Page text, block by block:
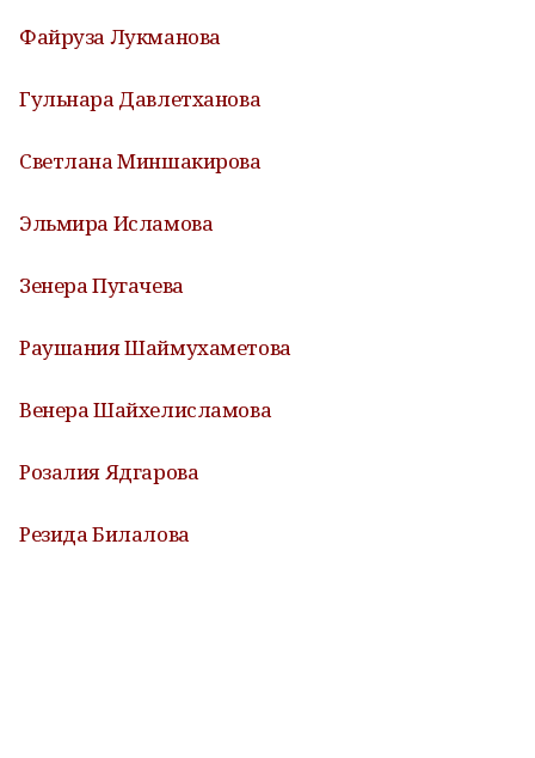
Файруза Лукманова
Гульнара Давлетханова
Светлана Миншакирова
Эльмира Исламова
Зенера Пугачева
Раушания Шаймухаметова
Венера Шайхелисламова
Розалия Ядгарова
Резида Билалова